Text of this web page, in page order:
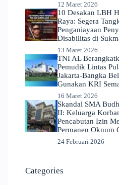
12 Maret 2026
​10 Desakan LBH
Raya: Segera
Penganiayaan
Disabilitas di
13 Maret 2026
TNI AL
Pemudik Lintas
Jakarta-Bangka
Gunakan KRI
16 Maret 2026
Skandal SMA
II: Keluarga
Pencabutan Izin
Permanen Oknum
24 Februari 2026
Categories